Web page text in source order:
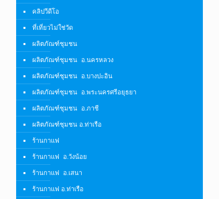
คลิปวีดีโอ
ที่เที่ยวไม่ใช่วัด
ผลิตภัณฑ์ชุมชน
ผลิตภัณฑ์ชุมชน อ.นครหลวง
ผลิตภัณฑ์ชุมชน อ.บางปะอิน
ผลิตภัณฑ์ชุมชน อ.พระนครศรีอยุธยา
ผลิตภัณฑ์ชุมชน อ.ภาชี
ผลิตภัณฑ์ชุมชน อ.ท่าเรือ
ร้านกาแฟ
ร้านกาแฟ อ.วังน้อย
ร้านกาแฟ อ.เสนา
ร้านกาแฟ อ.ท่าเรือ